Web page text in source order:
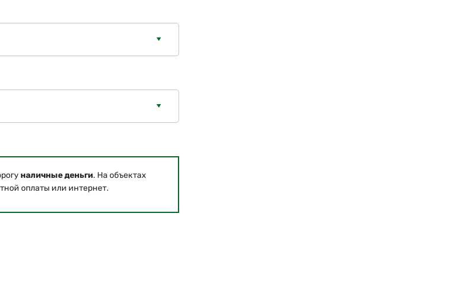
наличные деньги. На объектах
оплаты или интернет.